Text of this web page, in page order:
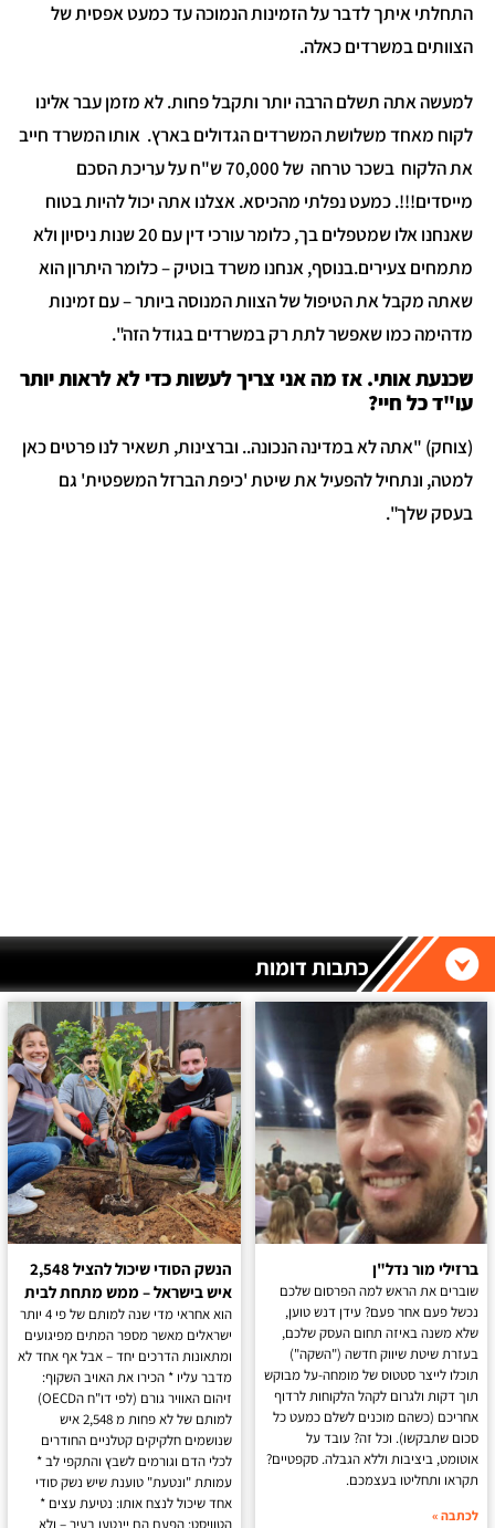
איתך לדבר על הזמינות הנמוכה עד כמעט אפסית של
במשרדים כאלה.
אתה תשלם הרבה יותר ותקבל פחות. לא מזמן עבר אלינו
מאחד משלושת המשרדים הגדולים בארץ. אותו המשרד חייב
את הלקוח בשכר טרחה של 70,000 ש"ח על עריכת הסכם
כמעט נפלתי מהכיסא. אצלנו אתה יכול להיות בטוח
שאנחנו אלו שמטפלים בך, כלומר עורכי דין עם 20 שנות ניסיון ולא
צעירים.בנוסף, אנחנו משרד בוטיק – כלומר היתרון הוא
מקבל את הטיפול של הצוות המנוסה ביותר – עם זמינות
כמו שאפשר לתת רק במשרדים בגודל הזה".
אותי. אז מה אני צריך לעשות כדי לא לראות יותר
כל חיי?
"אתה לא במדינה הנכונה.. וברצינות, תשאיר לנו פרטים כאן
ונתחיל להפעיל את שיטת 'כיפת הברזל המשפטית' גם
שלך".
כתבות דומות
מור נדל"ן
את הראש למה הפרסום שלכם
פעם אחר פעם? עידן דנש טוען,
משנה באיזה תחום העסק שלכם,
שיטת שיווק חדשה ("השקה")
לייצר סטטוס של מומחה-על מבוקש
דקות ולגרום לקהל הלקוחות לרדוף
(כשהם מוכנים לשלם כמעט כל
שתבקשו). וכל זה? עובד על
ביציבות וללא הגבלה. סקפטיים?
ותחליטו בעצמכם.
»
הנשק הסודי שיכול להציל 2,548
איש בישראל – ממש מתחת לבית
הוא אחראי מדי שנה למותם של פי 4 יותר
ישראלים מאשר מספר המתים מפיגועים
ומתאונות הדרכים יחד – אבל אף אחד לא
מדבר עליו * הכירו את האויב השקוף:
זיהום האוויר גורם (לפי דו"ח הOECD)
למותם של לא פחות מ 2,548 איש
שנושמים חלקיקים קטלניים החודרים
לכלי הדם וגורמים לשבץ והתקפי לב *
עמותת "ונטעת" טוענת שיש נשק סודי
אחד שיכול לנצח אותו: נטיעת עצים *